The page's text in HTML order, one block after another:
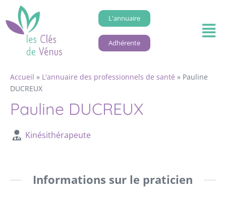
L'annuaire
Adhérente
Accueil » L'annuaire des professionnels de santé » Pauline
DUCREUX
Pauline DUCREUX
Kinésithérapeute
Informations sur le praticien